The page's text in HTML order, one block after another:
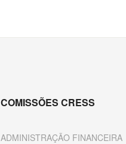
COMISSÕES CRESS
ADMINISTRAÇÃO FINANCEIRA